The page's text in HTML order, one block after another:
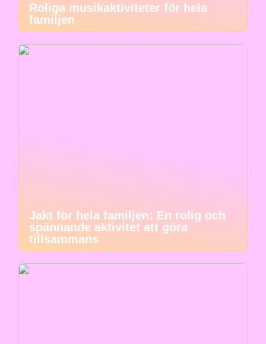
Roliga musikaktiviteter för hela
familjen
Jakt för hela familjen: En rolig och
spännande aktivitet att göra
tillsammans